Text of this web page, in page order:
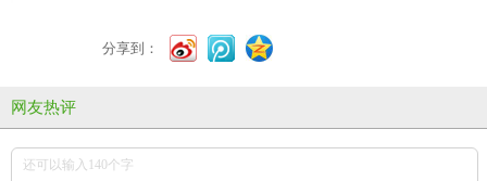
分享到：
网友热评